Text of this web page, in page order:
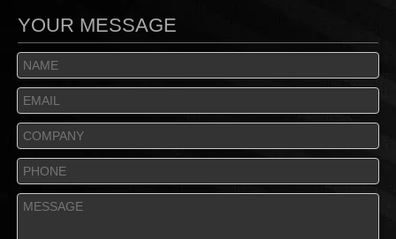
YOUR MESSAGE